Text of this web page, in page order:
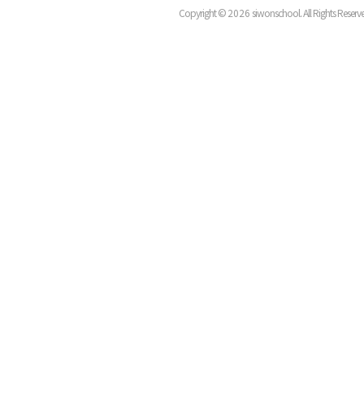
Copyright ©2026 siwonschool. All Rights